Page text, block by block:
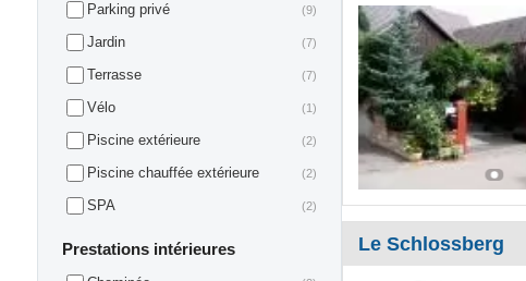
Parking privé (9)
Jardin (7)
Terrasse (7)
Vélo (1)
Piscine extérieure (2)
Piscine chauffée extérieure (2)
SPA (2)
Prestations intérieures Le Schlossberg